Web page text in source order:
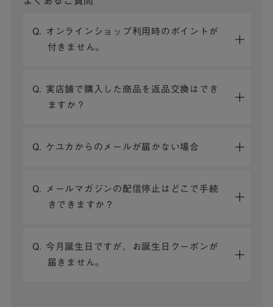
Q. オンラインショップ利用時のポイントが
付きません。
Q. 実店舗で購入した商品を返品交換はでき
ますか？
Q. ケユカからのメールが届かない場合
Q. メールマガジンの配信停止はどこで手続
きできますか？
Q. 今月誕生日ですが、お誕生日クーポンが
届きません。